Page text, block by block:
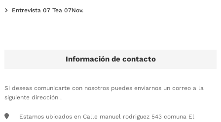
Entrevista 07 Tea 07Nov.
Información de contacto
Si deseas comunicarte con nosotros puedes enviarnos un correo a la
siguiente dirección .
Estamos ubicados en Calle manuel rodriguez 543 comuna El